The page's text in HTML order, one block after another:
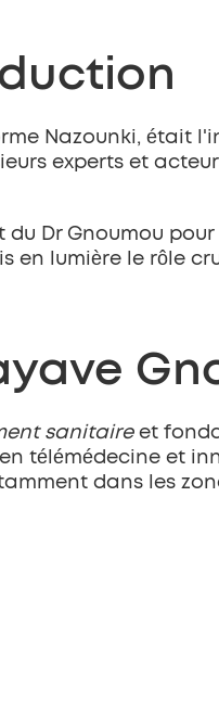
Nazounki, était
experts et
Dr Gnoumou pour
en lumière le rôle
sanitaire et
télémédecine et
dans les